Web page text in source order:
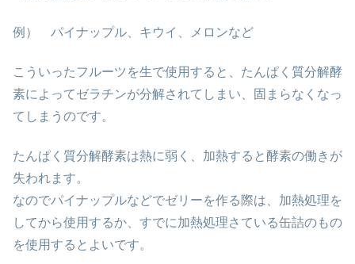
例） パイナップル、キウイ、メロンなど
こういったフルーツを生で使用すると、たんぱく質分解酵
素によってゼラチンが分解されてしまい、固まらなくなっ
てしまうのです。
たんぱく質分解酵素は熱に弱く、加熱すると酵素の働きが
失われます。
なのでパイナップルなどでゼリーを作る際は、加熱処理を
してから使用するか、すでに加熱処理さている缶詰のもの
を使用するとよいです。